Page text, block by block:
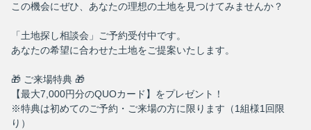
この機会にぜひ、あなたの理想の土地を見つけてみませんか？
「土地探し相談会」ご予約受付中です。
あなたの希望に合わせた土地をご提案いたします。
🎁 ご来場特典 🎁
【最大7,000円分のQUOカード】をプレゼント！
※特典は初めてのご予約・ご来場の方に限ります（1組様1回限
り）